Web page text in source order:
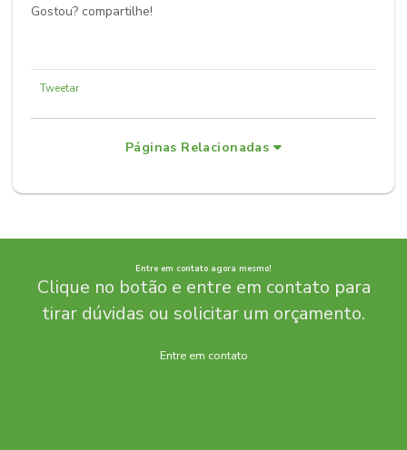
Gostou? compartilhe!
Tweetar
Páginas Relacionadas
Entre em contato agora mesmo!
Clique no botão e entre em contato para
tirar dúvidas ou solicitar um orçamento.
Entre em contato